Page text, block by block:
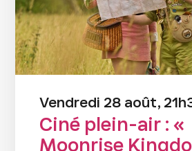
Vendredi 28 août,
Ciné plein-air : «
Moonrise